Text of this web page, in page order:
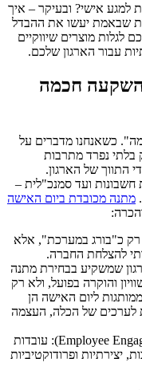
למגע אישי? ובעיקר – איך
שבאמת יעשו את ההבדל
לגלות מוצרים שיווקיים
עבור הארגון שלכם.
השקעה חכמה
כשאנחנו מדברים על
בלתי נפרד מתרבות
התווך של הארגון.
ועד סמנכ"לית –
מתנה מכובדת ביום האישה
רק כ"בורג במערכת", אלא
להצלחת החברה.
שמשקיע בבחירת מתנה
והוקרה בפועל, ולא רק
ליום האישה הן
לערכים של הכלה, העצמה
היא מחזקת מעורבות עובדים (Employee Engagement): עובדות
יצירתיות ופרודוקטיביות